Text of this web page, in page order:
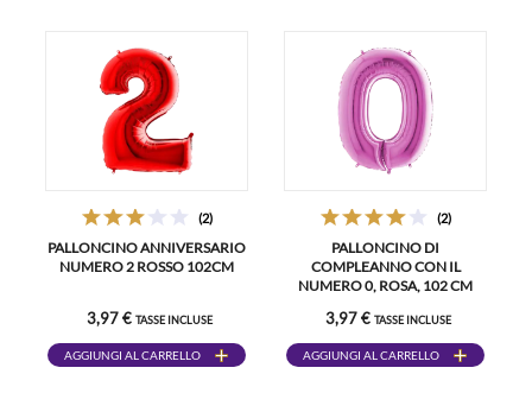
(2)
PALLONCINO ANNIVERSARIO
NUMERO 2 ROSSO 102CM
3,97 € TASSE INCLUSE
AGGIUNGI AL CARRELLO
(2)
PALLONCINO DI
COMPLEANNO CON IL
NUMERO 0, ROSA, 102 CM
3,97 € TASSE INCLUSE
AGGIUNGI AL CARRELLO